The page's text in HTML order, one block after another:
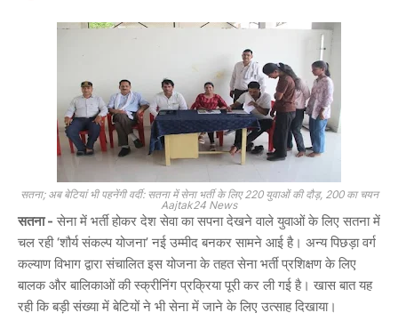
सतना; अब बेटियां भी पहनेंगी वर्दी: सतना में सेना भर्ती के लिए 220 युवाओं की दौड़, 200 का चयन
Aajtak24 News
सतना - सेना में भर्ती होकर देश सेवा का सपना देखने वाले युवाओं के लिए सतना में
चल रही ‘शौर्य संकल्प योजना’ नई उम्मीद बनकर सामने आई है। अन्य पिछड़ा वर्ग
कल्याण विभाग द्वारा संचालित इस योजना के तहत सेना भर्ती प्रशिक्षण के लिए
बालक और बालिकाओं की स्क्रीनिंग प्रक्रिया पूरी कर ली गई है। खास बात यह
रही कि बड़ी संख्या में बेटियों ने भी सेना में जाने के लिए उत्साह दिखाया।